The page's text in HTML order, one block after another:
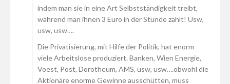
indem man sie in eine Art Selbstständigkeit treibt,
während man ihnen 3 Euro in der Stunde zahlt! Usw,
usw, usw….
Die Privatisierung, mit Hilfe der Politik, hat enorm
viele Arbeitslose produziert. Banken, Wien Energie,
Voest, Post, Dorotheum, AMS, usw, usw….obwohl die
Aktionäre enorme Gewinne ausschütten, muss